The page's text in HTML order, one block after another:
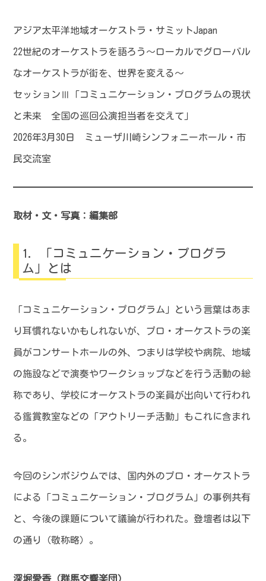
アジア太平洋地域オーケストラ・サミットJapan
22世紀のオーケストラを語ろう～ローカルでグローバル
なオーケストラが街を、世界を変える～
セッションⅢ「コミュニケーション・プログラムの現状
と未来 全国の巡回公演担当者を交えて」
2026年3月30日 ミューザ川崎シンフォニーホール・市
民交流室
取材・文・写真：編集部
「コミュニケーション・プログラ
ム」とは
「コミュニケーション・プログラム」という言葉はあま
り耳慣れないかもしれないが、プロ・オーケストラの楽
員がコンサートホールの外、つまりは学校や病院、地域
の施設などで演奏やワークショップなどを行う活動の総
称であり、学校にオーケストラの楽員が出向いて行われ
る鑑賞教室などの「アウトリーチ活動」もこれに含まれ
る。
今回のシンポジウムでは、国内外のプロ・オーケストラ
による「コミュニケーション・プログラム」の事例共有
と、今後の課題について議論が行われた。登壇者は以下
の通り（敬称略）。
深堀愛香（群馬交響楽団）